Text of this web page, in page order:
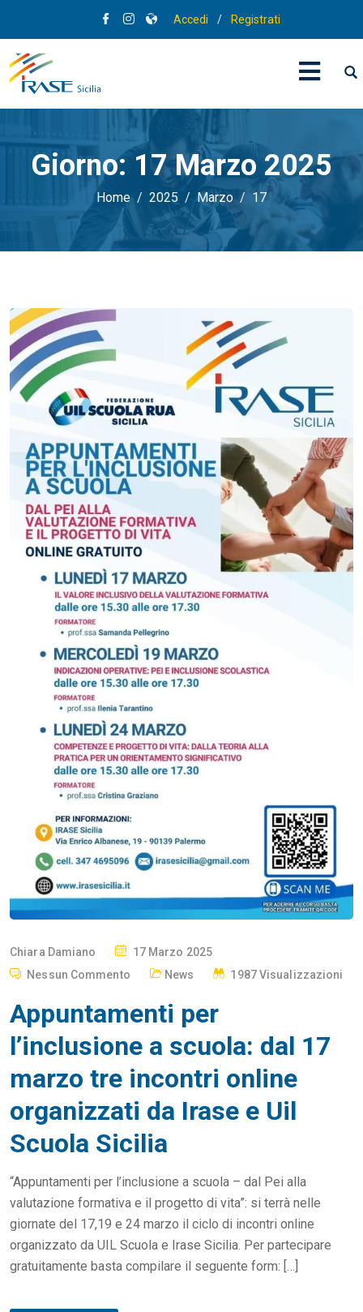
Accedi / Registrati
Giorno: 17 Marzo 2025
Home 2025 Marzo 17
Chiara Damiano
P
T
D
O
17 Marzo 2025
Nessun Commento
News 1987 Visualizzazioni
Appuntamenti per
l’inclusione a scuola: dal 17
marzo tre incontri online
organizzati da Irase e Uil
Scuola Sicilia
“Appuntamenti per l’inclusione a scuola – dal Pei alla
valutazione formativa e il progetto di vita”: si terrà nelle
giornate del 17,19 e 24 marzo il ciclo di incontri online
organizzato da UIL Scuola e Irase Sicilia. Per partecipare
gratuitamente basta compilare il seguente form: […]